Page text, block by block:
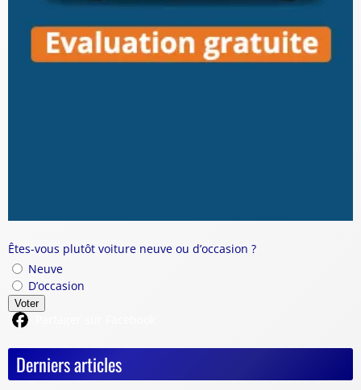
Êtes-vous plutôt voiture neuve ou d’occasion ?
Neuve
D’occasion
Voter
Derniers articles